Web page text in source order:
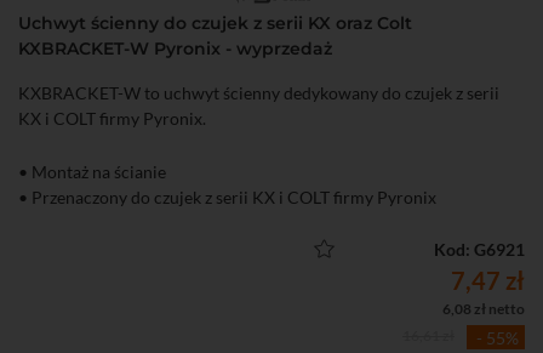
Uchwyt ścienny do czujek z serii KX oraz Colt
KXBRACKET-W Pyronix - wyprzedaż
KXBRACKET-W to uchwyt ścienny dedykowany do czujek z serii
KX i COLT firmy Pyronix.
• Montaż na ścianie
• Przenaczony do czujek z serii KX i COLT firmy Pyronix
Kod: G6921
7,47 zł
6,08 zł netto
- 55%